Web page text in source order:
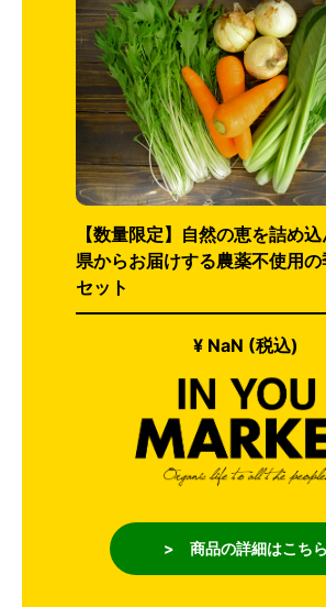
【数量限定】自然の恵を詰め
県からお届けする農薬不使用
セット
¥ NaN (税込)
> 商品の詳細はこちら